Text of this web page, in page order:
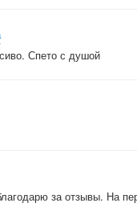
Спето с душой
за отзывы. На